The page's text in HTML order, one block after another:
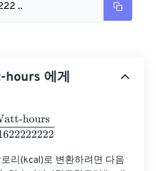
..
에게
1.1622222222
리(kcal)로 변환하려면 다음